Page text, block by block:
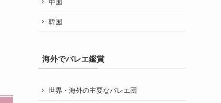
中国
韓国
海外でバレエ鑑賞
世界・海外の主要なバレエ団